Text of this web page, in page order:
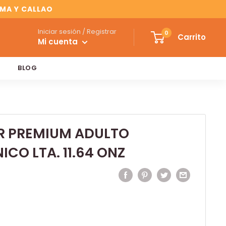
Y CALLAO
Iniciar sesión / Registrar
Mi cuenta
0 Carrito
BLOG
PREMIUM ADULTO
LTA. 11.64 ONZ